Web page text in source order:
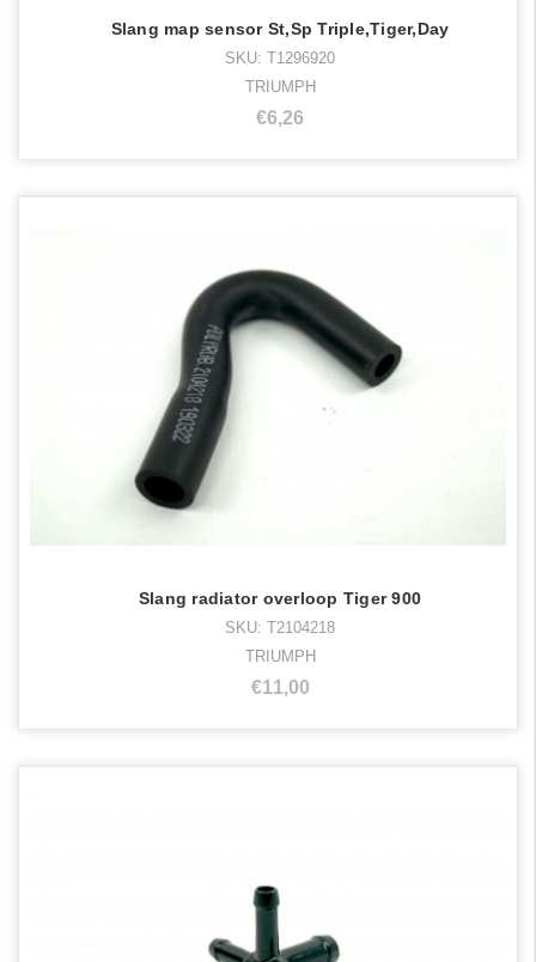
Slang map sensor St,Sp Triple,Tiger,Day
SKU: T1296920
TRIUMPH
€6,26
Slang radiator overloop Tiger 900
SKU: T2104218
TRIUMPH
€11,00